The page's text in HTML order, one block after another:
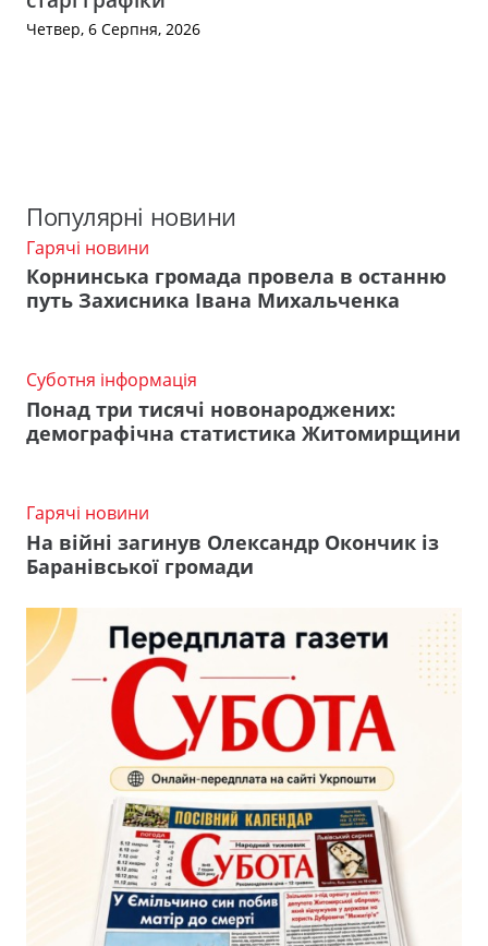
Четвер, 6 Серпня, 2026
Популярні новини
Гарячі новини
Корнинська громада провела в останню
путь Захисника Івана Михальченка
Суботня інформація
Понад три тисячі новонароджених:
демографічна статистика Житомирщини
Гарячі новини
На війні загинув Олександр Окончик із
Баранівської громади